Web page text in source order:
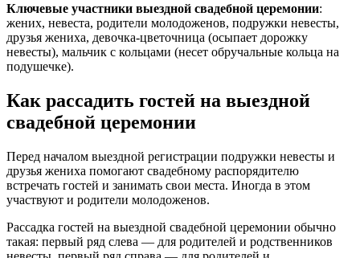
Ключевые участники выездной свадебной церемонии:
жених, невеста, родители молодоженов, подружки невесты,
друзья жениха, девочка-цветочница (осыпает дорожку
невесты), мальчик с кольцами (несет обручальные кольца на
подушечке).
Как рассадить гостей на выездной
свадебной церемонии
Перед началом выездной регистрации подружки невесты и
друзья жениха помогают свадебному распорядителю
встречать гостей и занимать свои места. Иногда в этом
участвуют и родители молодоженов.
Рассадка гостей на выездной свадебной церемонии обычно
такая: первый ряд слева — для родителей и родственников